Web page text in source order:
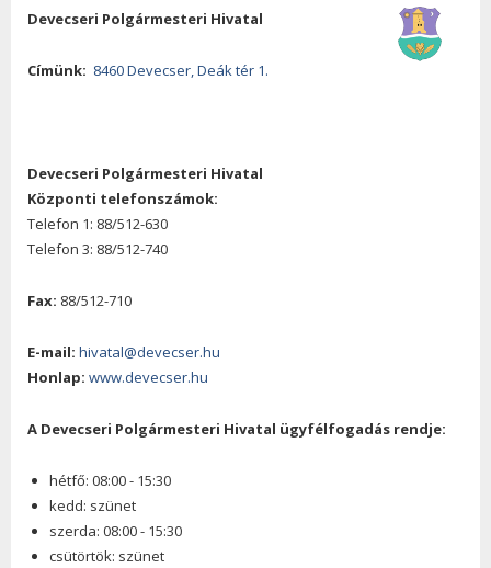
Devecseri Polgármesteri Hivatal
Címünk: 8460 Devecser, Deák tér 1.
Devecseri Polgármesteri Hivatal
Központi telefonszámok:
Telefon 1: 88/512-630
Telefon 3: 88/512-740
Fax: 88/512-710
E-mail: hivatal@devecser.hu
Honlap: www.devecser.hu
A Devecseri Polgármesteri Hivatal ügyfélfogadás rendje:
hétfő: 08:00 - 15:30
kedd: szünet
szerda: 08:00 - 15:30
csütörtök: szünet